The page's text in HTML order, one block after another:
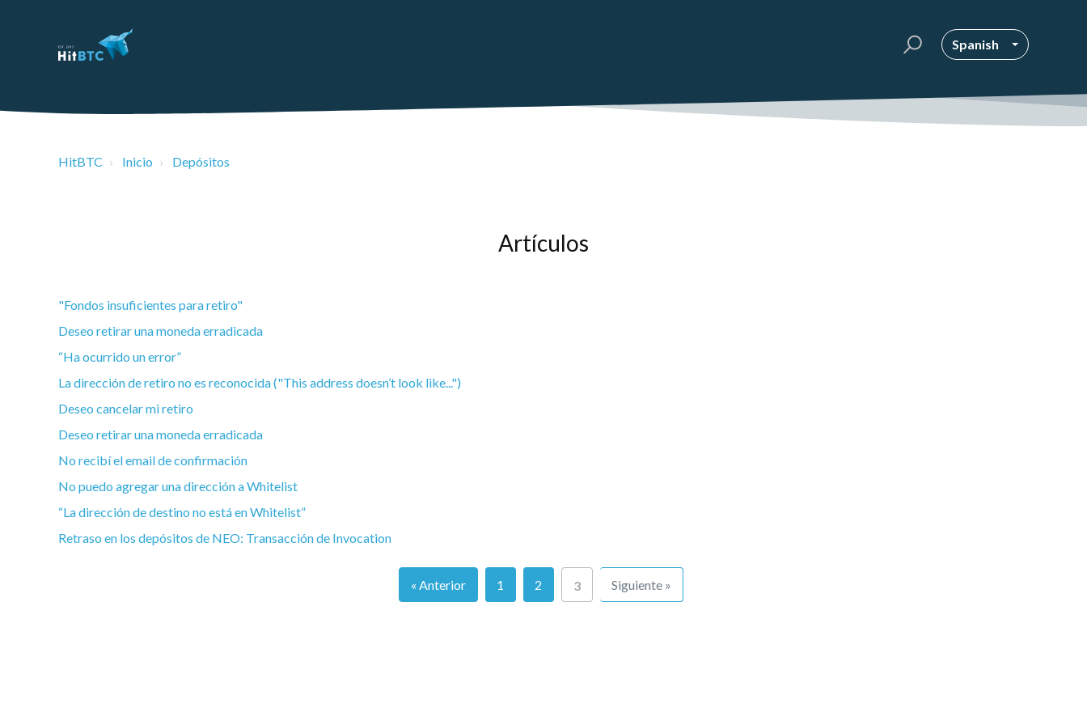
Spanish
HitBTC Inicio Depósitos
Artículos
"Fondos insuficientes para retiro"
Deseo retirar una moneda erradicada
“Ha ocurrido un error”
La dirección de retiro no es reconocida ("This address doesn’t look like...")
Deseo cancelar mi retiro
Deseo retirar una moneda erradicada
No recibí el email de confirmación
No puedo agregar una dirección a Whitelist
“La dirección de destino no está en Whitelist”
Retraso en los depósitos de NEO: Transacción de Invocation
« Anterior 1 2 3 Siguiente »